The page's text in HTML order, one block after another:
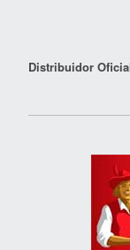
Distribuidor